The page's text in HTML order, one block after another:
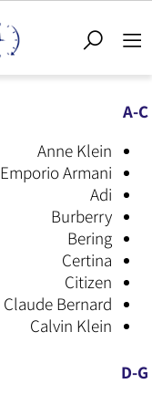
A-C
Anne Klein
Emporio Armani
Adi
Burberry
Bering
Certina
Citizen
Claude Bernard
Calvin Klein
D-G